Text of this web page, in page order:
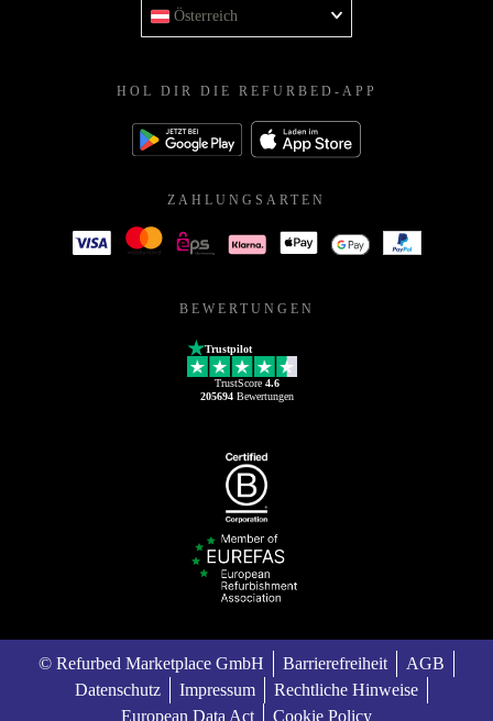
Österreich
HOL DIR DIE REFURBED-APP
ZAHLUNGSARTEN
BEWERTUNGEN
Trustpilot
TrustScore 4.6
205694Bewertungen
© Refurbed Marketplace GmbH Barrierefreiheit
AGB
Datenschutz
Impressum
Rechtliche Hinweise
European Data Act
Cookie Policy